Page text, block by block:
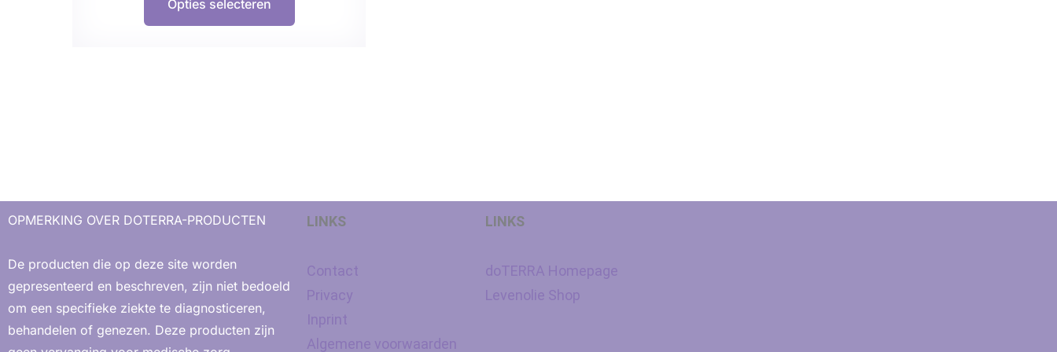
Opties selecteren
OPMERKING OVER DOTERRA-PRODUCTEN
De producten die op deze site worden
gepresenteerd en beschreven, zijn niet bedoeld
om een ​​specifieke ziekte te diagnosticeren,
behandelen of genezen. Deze producten zijn
LINKS
Contact
Privacy
Inprint
Algemene voorwaarden
LINKS
doTERRA Homepage
Levenolie Shop